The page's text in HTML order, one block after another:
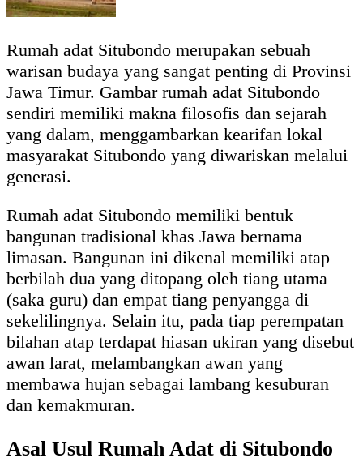
Rumah adat Situbondo merupakan sebuah
warisan budaya yang sangat penting di Provinsi
Jawa Timur. Gambar rumah adat Situbondo
sendiri memiliki makna filosofis dan sejarah
yang dalam, menggambarkan kearifan lokal
masyarakat Situbondo yang diwariskan melalui
generasi.
Rumah adat Situbondo memiliki bentuk
bangunan tradisional khas Jawa bernama
limasan. Bangunan ini dikenal memiliki atap
berbilah dua yang ditopang oleh tiang utama
(saka guru) dan empat tiang penyangga di
sekelilingnya. Selain itu, pada tiap perempatan
bilahan atap terdapat hiasan ukiran yang disebut
awan larat, melambangkan awan yang
membawa hujan sebagai lambang kesuburan
dan kemakmuran.
Asal Usul Rumah Adat di Situbondo